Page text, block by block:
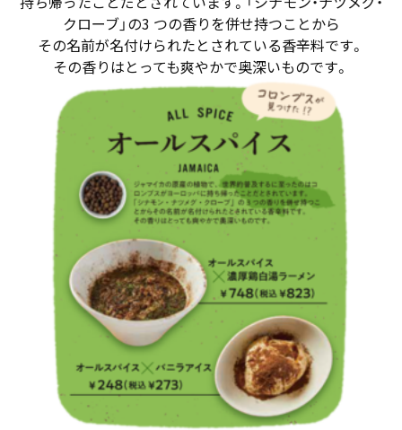
クローブ」の3 つの香りを併せ持つことから
その名前が名付けられたとされている香辛料です。
その香りはとっても爽やかで奥深いものです。